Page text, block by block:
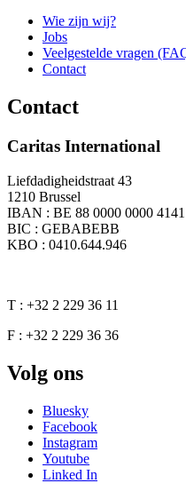
Wie zijn wij?
Jobs
Veelgestelde vragen
Contact
Contact
Caritas International
Liefdadigheidstraat 43
1210 Brussel
IBAN : BE 88 0000 0000 4141
BIC : GEBABEBB
KBO : 0410.644.946
T : +32 2 229 36 11
F : +32 2 229 36 36
Volg ons
Bluesky
Facebook
Instagram
Youtube
Linked In